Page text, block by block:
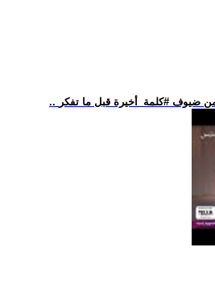
ضيوف #كلمة_أخيرة قبل ما تفكر